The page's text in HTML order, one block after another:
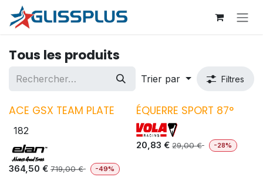
Se rendre au contenu
Tous les produits
Trier par Filtres
ACE GSX TEAM PLATE
182
364,50 € 719,00€ -49%
ÉQUERRE SPORT 87°
20,83 € 29,00€ -28%